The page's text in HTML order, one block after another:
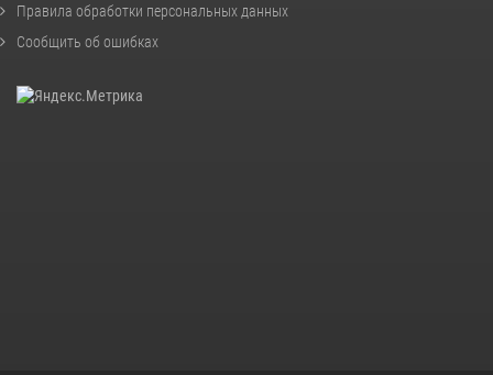
Правила обработки персональных данных
Сообщить об ошибках